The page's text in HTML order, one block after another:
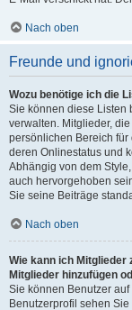
Nach oben
Freunde und
Wozu benötige ich die
Sie können diese Listen
verwalten. Mitglieder,
persönlichen Bereich
deren Onlinestatus und
Abhängig von dem
auch hervorgehoben
Sie seine Beiträge
Nach oben
Wie kann ich Mitglieder
Mitglieder hinzufügen
Sie können Benutzer
Benutzerprofil sehen